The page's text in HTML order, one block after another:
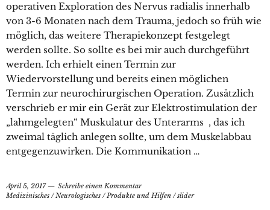
operativen Exploration des Nervus radialis innerhalb
von 3-6 Monaten nach dem Trauma, jedoch so früh wie
möglich, das weitere Therapiekonzept festgelegt
werden sollte. So sollte es bei mir auch durchgeführt
werden. Ich erhielt einen Termin zur
Wiedervorstellung und bereits einen möglichen
Termin zur neurochirurgischen Operation. Zusätzlich
verschrieb er mir ein Gerät zur Elektrostimulation der
„lahmgelegten“ Muskulatur des Unterarms , das ich
zweimal täglich anlegen sollte, um dem Muskelabbau
entgegenzuwirken. Die Kommunikation …
April 5, 2017
Schreibe einen Kommentar
Medizinisches /Neurologisches /Produkte und Hilfen /slider